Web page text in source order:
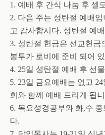
1. 예배 후 간식 나눔 후 셀
2. 다음 주는 성탄절 예배
고 감사합시다. 성탄절 예
3. 성탄절 헌금은 선교헌금
봉투가 로비에 준비 되어
4. 25일 성탄절 예배 후 선
5. 23일 금요예배는 없고
회와 함께 예배 드리게 됩
6. 목요성경공부와 화,수
다.